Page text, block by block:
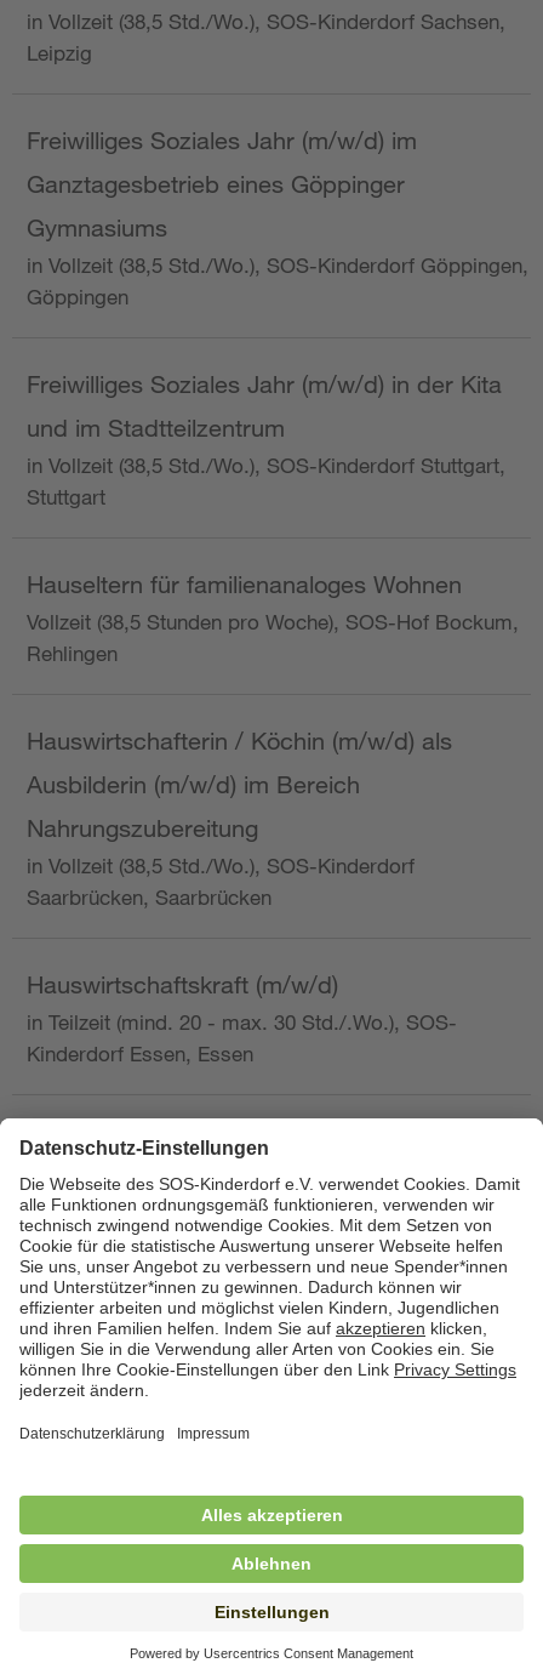
in Vollzeit (38,5 Std./Wo.), SOS-Kinderdorf Sachsen,
Leipzig
Freiwilliges Soziales Jahr (m/w/d) im
Ganztagesbetrieb eines Göppinger
Gymnasiums
in Vollzeit (38,5 Std./Wo.), SOS-Kinderdorf Göppingen,
Göppingen
Freiwilliges Soziales Jahr (m/w/d) in der Kita
und im Stadtteilzentrum
in Vollzeit (38,5 Std./Wo.), SOS-Kinderdorf Stuttgart,
Stuttgart
Hauseltern für familienanaloges Wohnen
Vollzeit (38,5 Stunden pro Woche), SOS-Hof Bockum,
Rehlingen
Hauswirtschafterin / Köchin (m/w/d) als
Ausbilderin (m/w/d) im Bereich
Nahrungszubereitung
in Vollzeit (38,5 Std./Wo.), SOS-Kinderdorf
Saarbrücken, Saarbrücken
Hauswirtschaftskraft (m/w/d)
in Teilzeit (mind. 20 - max. 30 Std./.Wo.), SOS-
Kinderdorf Essen, Essen
Hauswirtschaftskraft (m/w/d)
in unbefristeter Anstellung, Teilzeit (20 Std./Wo.), SOS-
Kinderdorf Dortmund, Hagen
Hauswirtschaftskraft (m/w/d) für
Kinderdorffamilie
in unbefristeter Anstellung, Teilzeit (19,25 Std./Wo.),
Ammersee
Hauswirtschaftskraft (m/w/d) in unserem
Mehrgenerationenhaus
in Teilzeit (20 Std./Wo), SOS-Kinderdorf Saar, Merzig